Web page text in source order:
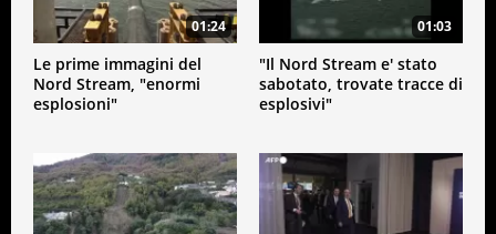
01:24
Le prime immagini del
Nord Stream, "enormi
esplosioni"
01:03
"Il Nord Stream e' stato
sabotato, trovate tracce di
esplosivi"